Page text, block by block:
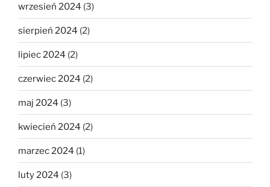
wrzesień 2024 (3)
sierpień 2024 (2)
lipiec 2024 (2)
czerwiec 2024 (2)
maj 2024 (3)
kwiecień 2024 (2)
marzec 2024 (1)
luty 2024 (3)